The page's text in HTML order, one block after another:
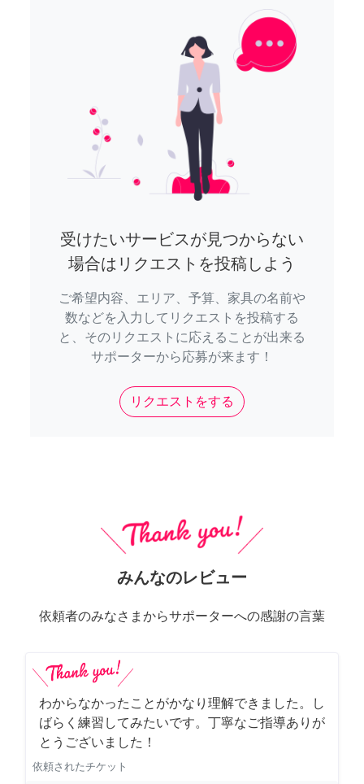
受けたいサービスが見つからない
場合はリクエストを投稿しよう
ご希望内容、エリア、予算、家具の名前や
数などを入力してリクエストを投稿する
と、そのリクエストに応えることが出来る
サポーターから応募が来ます！
リクエストをする
みんなのレビュー
依頼者のみなさまからサポーターへの感謝の言葉
わからなかったことがかなり理解できました。し
ばらく練習してみたいです。丁寧なご指導ありが
とうございました！
依頼されたチケット